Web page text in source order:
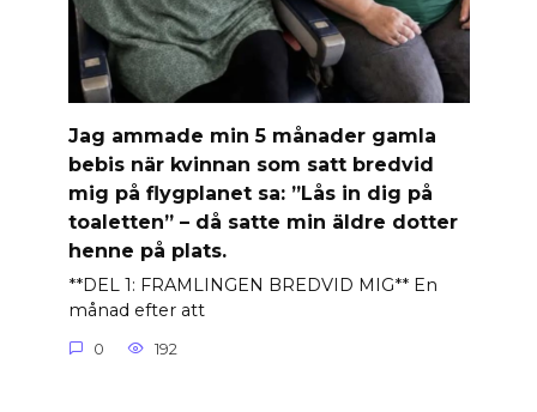
Jag ammade min 5 månader gamla
bebis när kvinnan som satt bredvid
mig på flygplanet sa: ”Lås in dig på
toaletten” – då satte min äldre dotter
henne på plats.
**DEL 1: FRAMLINGEN BREDVID MIG** En
månad efter att
0 192